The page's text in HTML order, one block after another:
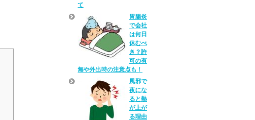
て
胃腸炎
で会社
は何日
休むべ
き？許
可の有
無や外出時の注意点も！
風邪で
夜にな
ると熱
が上が
る理由